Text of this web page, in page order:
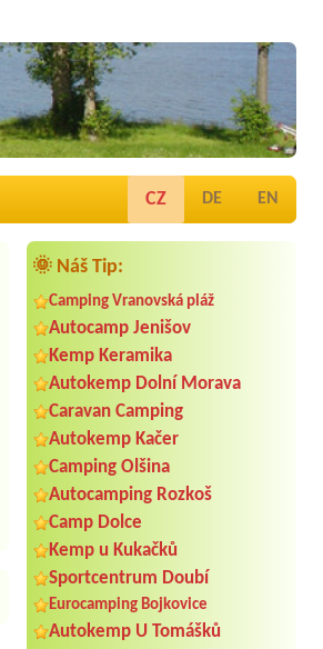
CZ DE EN
🌞 Náš Tip:
Camping Vranovská pláž
Autocamp Jenišov
Kemp Keramika
Autokemp Dolní Morava
Caravan Camping
Autokemp Kačer
Camping Olšina
Autocamping Rozkoš
Camp Dolce
Kemp u Kukačků
Sportcentrum Doubí
Eurocamping Bojkovice
Autokemp U Tomášků